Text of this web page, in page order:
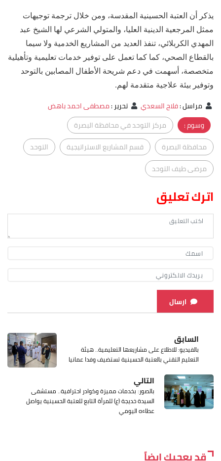
يذكر أن العتبة الحسينية المقدسة، ومن خلال ترجمة توجيهات
ممثل المرجعية الدينية العليا، والمتولي الشرعي لها الشيخ عبد
المهدي الكربلائي، تنفذ العديد من المشاريع الخدمية ولا سيما
بالقطاع الصحي، كما كما تعمل على توفير خدمات تعليمية وتأهيلية
متخصصة، أسهمت في دعم شريحة الأطفال المصابين بالتوحد
وتوفير بيئة علاجية متقدمة لهم.
مراسل:فلاح السعدي تحرير:مصطفى احمد باهض
وسوم :
مركز التوحد في محافظة البصرة
محافظة البصرة
قسم المشاريع الاستراتيجية
التوحد
مرضى طيف التوحد
اترك تعليق
ارسال
السابق
بالفيديو: للاطلاع على مشاريعها التعليمية.. هيئة
التعليم التقني بالعتبة الحسينية تستضيف وفدا عمانيا
التالي
بالصور: بخدمات مميزة وكوادر احترافية.. مستشفى
السيدة خديجة (ع) للمرأة التابع للعتبة الحسينية يواصل
عطاءه اليومي
قد يعجبك ايضاً